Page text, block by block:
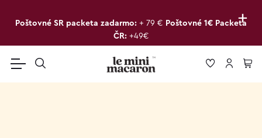
+
Poštovné SR packeta zadarmo: + 79 € Poštovné 1€ Packeta
ČR: +49€